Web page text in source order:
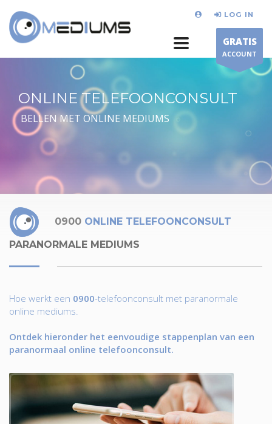
LOG IN
GRATIS
ACCOUNT
ONLINE TELEFOONCONSULT
BELLEN MET ONLINE MEDIUMS
0900 ONLINE TELEFOONCONSULT
PARANORMALE MEDIUMS
Hoe werkt een 0900-telefoonconsult met paranormale
online mediums.
Ontdek hieronder het eenvoudige stappenplan van een
paranormaal online telefoonconsult.